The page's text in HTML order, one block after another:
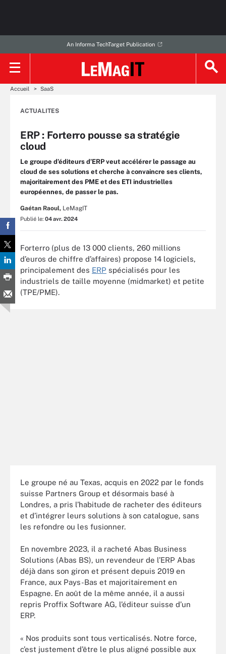
An Informa TechTarget Publication
Accueil SaaS
ACTUALITES
ERP : Forterro pousse sa stratégie
cloud
Le groupe d’éditeurs d’ERP veut accélérer le passage au
cloud de ses solutions et cherche à convaincre ses clients,
majoritairement des PME et des ETI industrielles
européennes, de passer le pas.
Gaétan Raoul, LeMagIT
Publié le: 04 avr. 2024
Forterro (plus de 13 000 clients, 260 millions
d’euros de chiffre d’affaires) propose 14 logiciels,
principalement des ERP spécialisés pour les
industriels de taille moyenne (midmarket) et petite
(TPE/PME).
Le groupe né au Texas, acquis en 2022 par le fonds
suisse Partners Group et désormais basé à
Londres, a pris l’habitude de racheter des éditeurs
et d’intégrer leurs solutions à son catalogue, sans
les refondre ou les fusionner.
En novembre 2023, il a racheté Abas Business
Solutions (Abas BS), un revendeur de l’ERP Abas
déjà dans son giron et présent depuis 2019 en
France, aux Pays-Bas et majoritairement en
Espagne. En août de la même année, il a aussi
repris Proffix Software AG, l’éditeur suisse d’un
ERP.
« Nos produits sont tous verticalisés. Notre force,
c’est justement d’être le plus aligné possible aux